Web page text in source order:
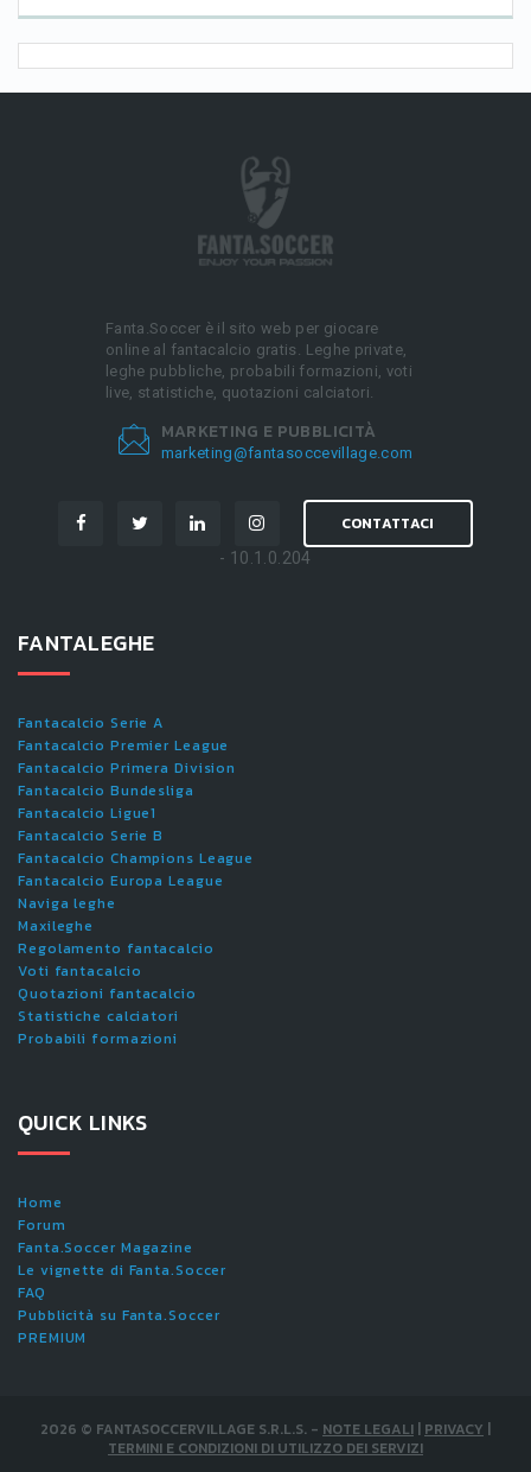
Fanta.Soccer è il sito web per giocare
online al fantacalcio gratis. Leghe private,
leghe pubbliche, probabili formazioni, voti
live, statistiche, quotazioni calciatori.
MARKETING E PUBBLICITÀ
marketing@fantasoccevillage.com
CONTATTACI
- 10.1.0.204
FANTALEGHE
Fantacalcio Serie A
Fantacalcio Premier League
Fantacalcio Primera Division
Fantacalcio Bundesliga
Fantacalcio Ligue1
Fantacalcio Serie B
Fantacalcio Champions League
Fantacalcio Europa League
Naviga leghe
Maxileghe
Regolamento fantacalcio
Voti fantacalcio
Quotazioni fantacalcio
Statistiche calciatori
Probabili formazioni
QUICK LINKS
Home
Forum
Fanta.Soccer Magazine
Le vignette di Fanta.Soccer
FAQ
Pubblicità su Fanta.Soccer
PREMIUM
2026 © FANTASOCCERVILLAGE S.R.L.S. - NOTE LEGALI | PRIVACY |
TERMINI E CONDIZIONI DI UTILIZZO DEI SERVIZI